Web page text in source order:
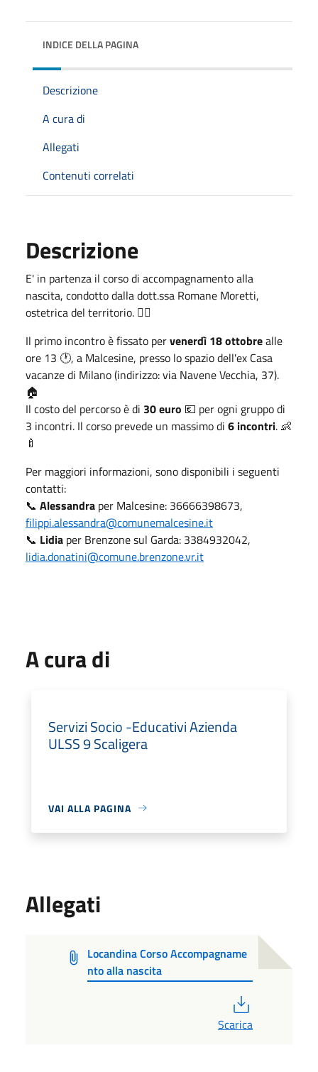
INDICE DELLA PAGINA
Descrizione
A cura di
Allegati
Contenuti correlati
Descrizione
E' in partenza il corso di accompagnamento alla
nascita, condotto dalla dott.ssa Romane Moretti,
ostetrica del territorio. 👩‍⚕️
Il primo incontro è fissato pervenerdì 18 ottobrealle
ore 13 🕐, a Malcesine, presso lo spazio dell'ex Casa
vacanze di Milano (indirizzo: via Navene Vecchia, 37).
🏠
Il costo del percorso è di 30 euro 💶 per ogni gruppo di
3 incontri. Il corso prevede un massimo di 6 incontri. 👶
🍼
Per maggiori informazioni, sono disponibili i seguenti
contatti:
📞 Alessandra per Malcesine: 36666398673,
filippi.alessandra@comunemalcesine.it
📞 Lidia per Brenzone sul Garda: 3384932042,
lidia.donatini@comune.brenzone.vr.it
A cura di
Servizi Socio -Educativi Azienda
ULSS 9 Scaligera
VAI ALLA PAGINA
Allegati
Locandina Corso Accompagname
nto alla nascita
Scarica